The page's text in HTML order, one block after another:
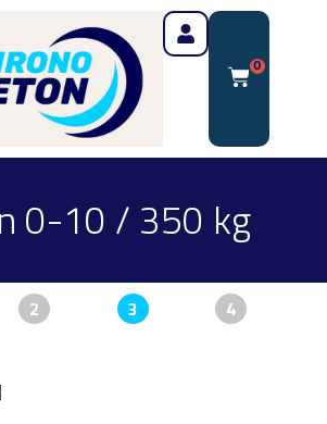
0
0-10 / 350 kg
2 3 4